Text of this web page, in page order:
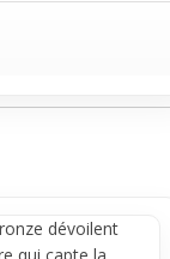
dévoilent